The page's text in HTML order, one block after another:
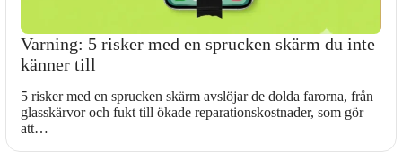
Varning: 5 risker med en sprucken skärm du inte
känner till
5 risker med en sprucken skärm avslöjar de dolda farorna, från
glasskärvor och fukt till ökade reparationskostnader, som gör
att…